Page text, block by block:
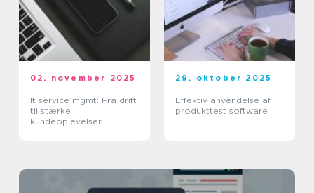
02. november 2025
It service mgmt: Fra drift
til stærke
kundeoplevelser
29. oktober 2025
Effektiv anvendelse af
produkttest software